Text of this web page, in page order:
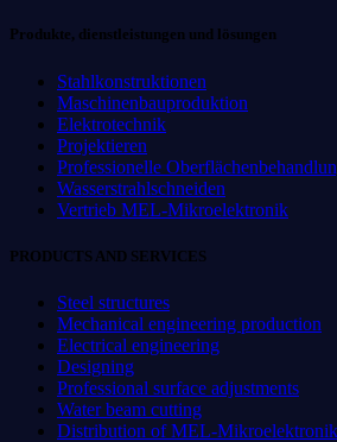
Produkte, dienstleistungen und lösungen
Stahlkonstruktionen
Maschinenbauproduktion
Elektrotechnik
Projektieren
Professionelle
Wasserstrahlschneiden
Vertrieb MEL-Mikroelektronik
PRODUCTS AND SERVICES
Steel structures
Mechanical engineering production
Electrical engineering
Designing
Professional surface adjustments
Water beam cutting
Distribution of MEL-Mikroelektronik